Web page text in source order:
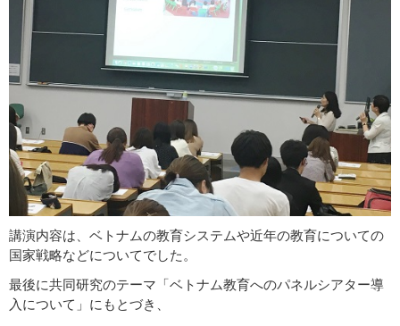
講演内容は、ベトナムの教育システムや近年の教育についての
国家戦略などについてでした。
最後に共同研究のテーマ「ベトナム教育へのパネルシアター導
入について」にもとづき、